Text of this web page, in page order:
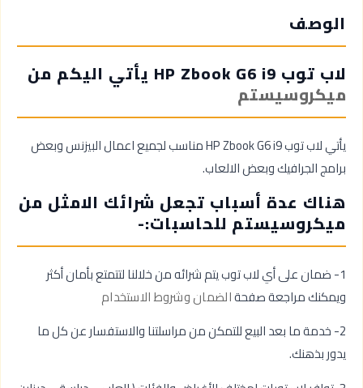
الوصف
لاب توب HP Zbook G6 i9 يأتي اليكم من
ميكروسيستم
يأتي لاب توب HP Zbook G6 i9 مناسب لجميع اعمال البيزنس وبعض
برامج الجرافيك وبعض الالعاب.
هناك عدة أسباب تجعل شرائك الامثل من
ميكروسيستم للحاسبات:-
1- ضمان على أي لاب توب يتم شرائه من خلالنا لتتمتع بأمان أكثر
ويمكنك مراجعة صفحةالضمان وشروط الاستخدام
2- خدمة ما بعد البيع للتمكن من مراسلتنا والاستفسار عن كل ما
يدور بذهنك.